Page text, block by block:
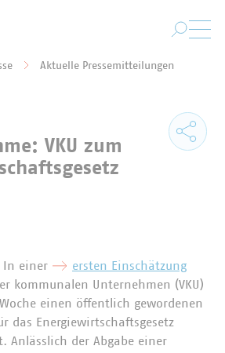
Aktuelle Pressemitteilungen
VKU zum
In einer
ersten Einschätzung
kommunalen Unternehmen (VKU)
einen öffentlich gewordenen
das Energiewirtschaftsgesetz
Anlässlich der Abgabe einer